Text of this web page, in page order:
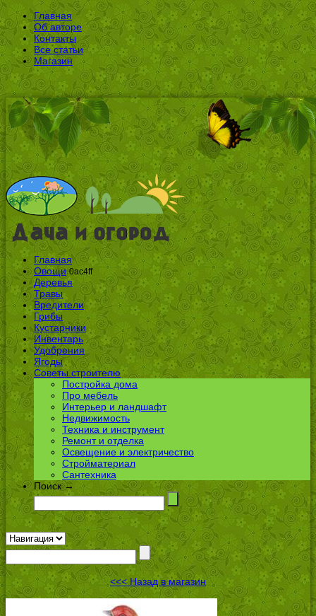
Главная
Об авторе
Контакты
Все статьи
Магазин
Главная
Овощи 0ac4ff
Деревья
Травы
Вредители
Грибы
Кустарники
Инвентарь
Удобрения
Ягоды
Советы строителю
Постройка дома
Про мебель
Интерьер и ландшафт
Недвижимость
Техника и инструмент
Ремонт и отделка
Освещение и электричество
Стройматериал
Сантехника
Поиск →
<<< Назад в магазин